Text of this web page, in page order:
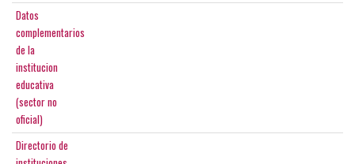
Datos
complementarios
de la
institucion
educativa
(sector no
oficial)
Directorio de